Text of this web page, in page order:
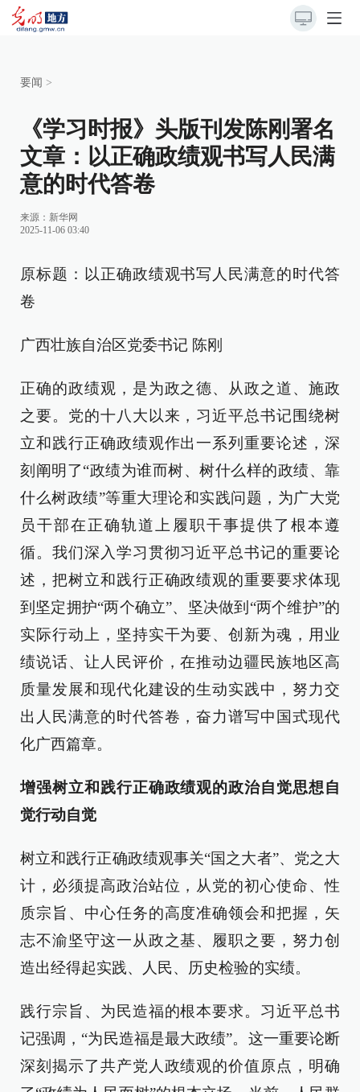
要闻 >
《学习时报》头版刊发陈刚署名
文章：以正确政绩观书写人民满
意的时代答卷
来源： 新华网
2025-11-06 03:40
原标题：以正确政绩观书写人民满意的时代答
卷
广西壮族自治区党委书记 陈刚
正确的政绩观，是为政之德、从政之道、施政
之要。党的十八大以来，习近平总书记围绕树
立和践行正确政绩观作出一系列重要论述，深
刻阐明了“政绩为谁而树、树什么样的政绩、靠
什么树政绩”等重大理论和实践问题，为广大党
员干部在正确轨道上履职干事提供了根本遵
循。我们深入学习贯彻习近平总书记的重要论
述，把树立和践行正确政绩观的重要要求体现
到坚定拥护“两个确立”、坚决做到“两个维护”的
实际行动上，坚持实干为要、创新为魂，用业
绩说话、让人民评价，在推动边疆民族地区高
质量发展和现代化建设的生动实践中，努力交
出人民满意的时代答卷，奋力谱写中国式现代
化广西篇章。
增强树立和践行正确政绩观的政治自觉思想自
觉行动自觉
树立和践行正确政绩观事关“国之大者”、党之大
计，必须提高政治站位，从党的初心使命、性
质宗旨、中心任务的高度准确领会和把握，矢
志不渝坚守这一从政之基、履职之要，努力创
造出经得起实践、人民、历史检验的实绩。
践行宗旨、为民造福的根本要求。习近平总书
记强调，“为民造福是最大政绩”。这一重要论断
深刻揭示了共产党人政绩观的价值原点，明确